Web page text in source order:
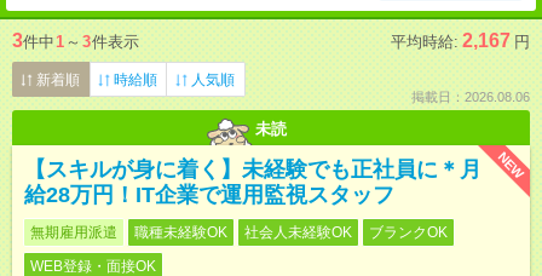
3件中1 ～ 3件表示 平均時給: 2,167 円
新着順 時給順 人気順
掲載日：2026.08.06
未読
NEW
【スキルが身に着く】未経験でも正社員に＊月
給28万円！IT企業で運用監視スタッフ
無期雇用派遣 職種未経験OK 社会人未経験OK
ブランクOK
WEB登録・面接OK